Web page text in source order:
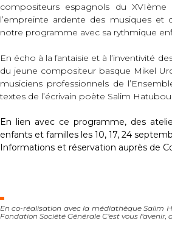
compositeurs espagnols du
l’empreinte ardente des musiques et
notre programme avec sa rythmique
En écho à la fantaisie et à l’inventivité
du jeune compositeur basque Mikel
musiciens professionnels de
textes de l’écrivain poète Salim Hatubou.
En lien avec ce programme, des
enfants et familles les 10, 17, 24
Informations et réservation auprès de
En co-réalisation avec la médiathèque Salim
Fondation Société Générale C’est vous